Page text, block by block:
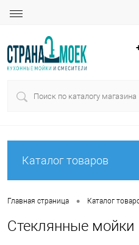
Каталог товаров
Главная страница • Каталог
Стеклянные мойки